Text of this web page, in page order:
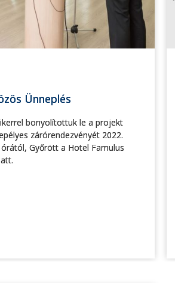
Ünneplés
bonyolítottuk le a projekt
zárórendezvényét 2022.
Győrött a Hotel Famulus